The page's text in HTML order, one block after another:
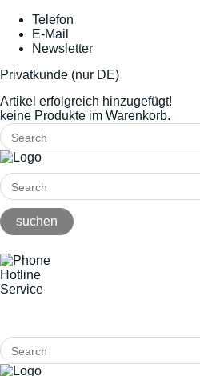
Telefon
E-Mail
Newsletter
Privatkunde (nur DE)
Artikel erfolgreich hinzugefügt!
keine Produkte im Warenkorb.
Hotline
Service